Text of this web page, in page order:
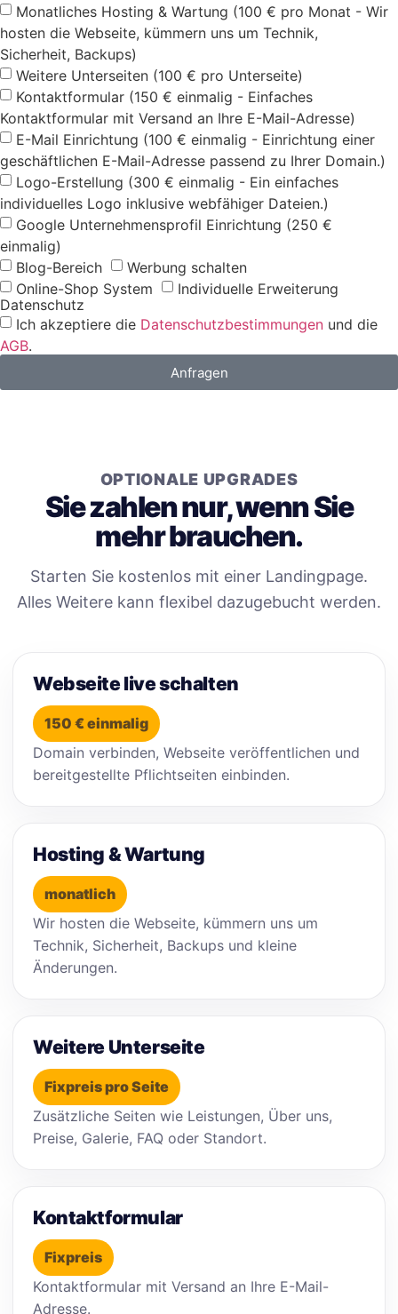
Monatliches Hosting & Wartung (100 € pro Monat - Wir
hosten die Webseite, kümmern uns um Technik,
Sicherheit, Backups)
Weitere Unterseiten (100 € pro Unterseite)
Kontaktformular (150 € einmalig - Einfaches
Kontaktformular mit Versand an Ihre E-Mail-Adresse)
E-Mail Einrichtung (100 € einmalig - Einrichtung einer
geschäftlichen E-Mail-Adresse passend zu Ihrer Domain.)
Logo-Erstellung (300 € einmalig - Ein einfaches
individuelles Logo inklusive webfähiger Dateien.)
Google Unternehmensprofil Einrichtung (250 €
einmalig)
Blog-Bereich
Werbung schalten
Online-Shop System
Individuelle Erweiterung
Datenschutz
Ich akzeptiere die Datenschutzbestimmungen und die
AGB.
Anfragen
OPTIONALE UPGRADES
Sie zahlen nur, wenn Sie
mehr brauchen.
Starten Sie kostenlos mit einer Landingpage.
Alles Weitere kann flexibel dazugebucht werden.
Webseite live schalten
150 € einmalig
Domain verbinden, Webseite veröffentlichen und
bereitgestellte Pflichtseiten einbinden.
Hosting & Wartung
monatlich
Wir hosten die Webseite, kümmern uns um
Technik, Sicherheit, Backups und kleine
Änderungen.
Weitere Unterseite
Fixpreis pro Seite
Zusätzliche Seiten wie Leistungen, Über uns,
Preise, Galerie, FAQ oder Standort.
Kontaktformular
Fixpreis
Kontaktformular mit Versand an Ihre E-Mail-
Adresse.